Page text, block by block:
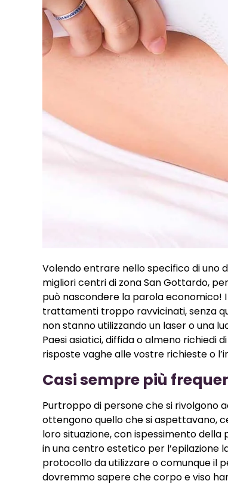
Volendo entrare nello specifico di uno
migliori centri di zona San Gottardo,
può nascondere la parola
trattamenti troppo ravvicinati, senza
non stanno utilizzando un laser o una
Paesi asiatici, diffida o almeno
risposte vaghe alle vostre richieste o
Casi sempre più
Purtroppo di persone che si rivolgono
ottengono quello che si aspettavano,
loro situazione, con ispessimento
in una centro estetico per l’epilazione
protocollo da utilizzare o comunque il
dovremmo sapere che corpo e viso